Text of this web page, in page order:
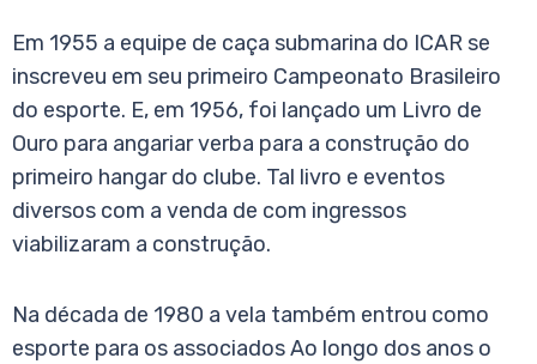
Em 1955 a equipe de caça submarina do ICAR se
inscreveu em seu primeiro Campeonato Brasileiro
do esporte. E, em 1956, foi lançado um Livro de
Ouro para angariar verba para a construção do
primeiro hangar do clube. Tal livro e eventos
diversos com a venda de com ingressos
viabilizaram a construção.
Na década de 1980 a vela também entrou como
esporte para os associados Ao longo dos anos o